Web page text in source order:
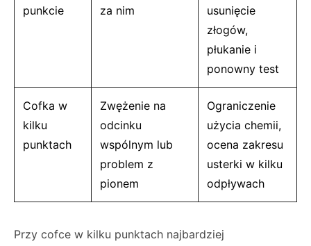
punkcie
za nim
usunięcie
złogów,
płukanie i
ponowny test
Cofka w
kilku
punktach
Zwężenie na
odcinku
wspólnym lub
problem z
pionem
Ograniczenie
użycia chemii,
ocena zakresu
usterki w kilku
odpływach
Przy cofce w kilku punktach najbardziej